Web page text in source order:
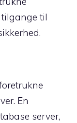
til
En
server,